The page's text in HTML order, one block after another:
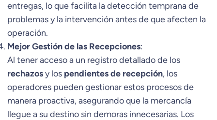
entregas, lo que facilita la detección temprana de
problemas y la intervención antes de que afecten la
operación.
Mejor Gestión de las Recepciones:
Al tener acceso a un registro detallado de los
rechazosy los pendientes de recepción, los
operadores pueden gestionar estos procesos de
manera proactiva, asegurando que la mercancía
llegue a su destino sin demoras innecesarias. Los